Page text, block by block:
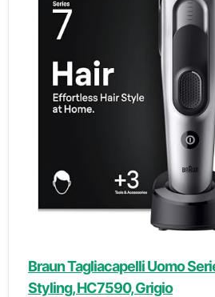
Braun Tagliacapelli Uomo
Styling, HC7590, Grigio